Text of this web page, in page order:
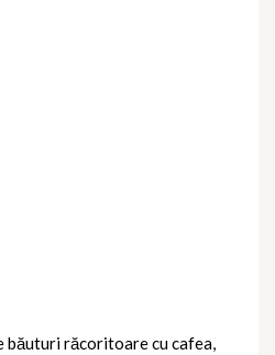
băuturi răcoritoare cu cafea,